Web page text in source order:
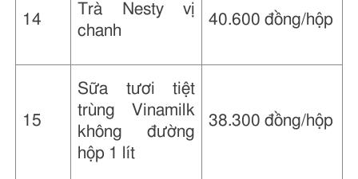
14
Trà Nesty vị
chanh
40.600 đồng/hộp
15
Sữa tươi tiệt
trùng Vinamilk
không đường
hộp 1 lít
38.300 đồng/hộp